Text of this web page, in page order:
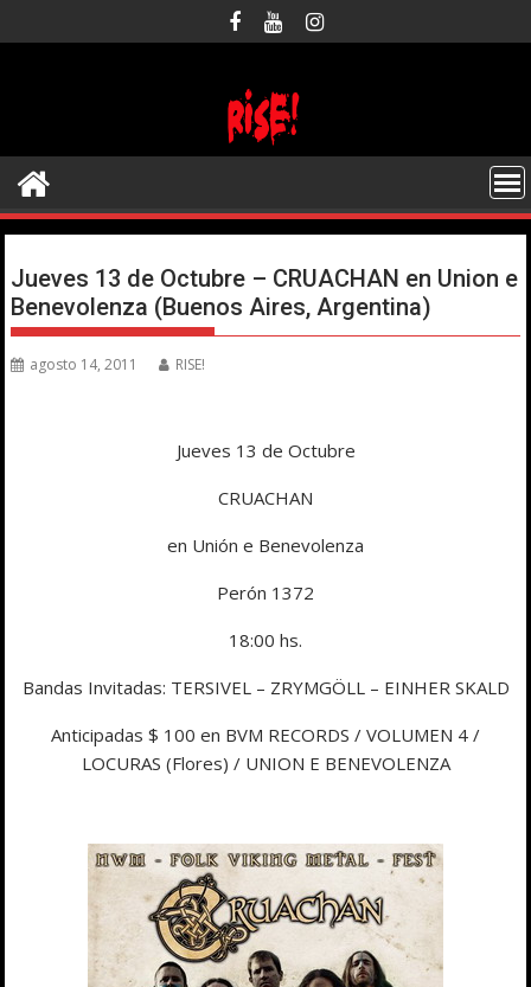
al
Jueves 13 de Octubre – CRUACHAN en Union e
Benevolenza (Buenos Aires, Argentina)
agosto 14, 2011 RISE!
Jueves 13 de Octubre
CRUACHAN
en Unión e Benevolenza
Perón 1372
18:00 hs.
Bandas Invitadas: TERSIVEL – ZRYMGÖLL – EINHER SKALD
Anticipadas $ 100 en BVM RECORDS / VOLUMEN 4 /
LOCURAS (Flores) / UNION E BENEVOLENZA